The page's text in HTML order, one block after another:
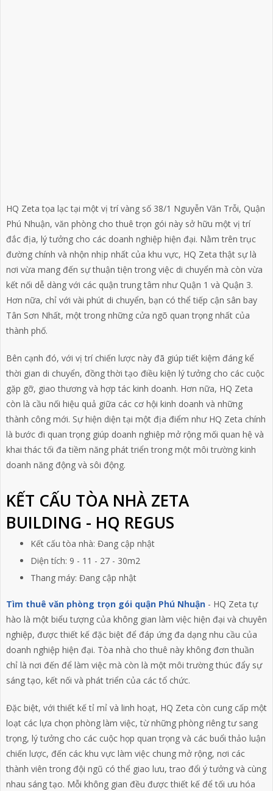
HQ Zeta tọa lạc tại một vị trí vàng số 38/1 Nguyễn Văn Trỗi, Quận
Phú Nhuận, văn phòng cho thuê trọn gói này sở hữu một vị trí
đắc địa, lý tưởng cho các doanh nghiệp hiện đại. Nằm trên trục
đường chính và nhộn nhịp nhất của khu vực, HQ Zeta thật sự là
nơi vừa mang đến sự thuận tiện trong việc di chuyển mà còn vừa
kết nối dễ dàng với các quận trung tâm như Quận 1 và Quận 3.
Hơn nữa, chỉ với vài phút di chuyển, bạn có thể tiếp cận sân bay
Tân Sơn Nhất, một trong những cửa ngõ quan trọng nhất của
thành phố.
Bên cạnh đó, với vị trí chiến lược này đã giúp tiết kiệm đáng kể
thời gian di chuyển, đồng thời tạo điều kiện lý tưởng cho các cuộc
gặp gỡ, giao thương và hợp tác kinh doanh. Hơn nữa, HQ Zeta
còn là cầu nối hiệu quả giữa các cơ hội kinh doanh và những
thành công mới. Sự hiện diện tại một địa điểm như HQ Zeta chính
là bước đi quan trọng giúp doanh nghiệp mở rộng mối quan hệ và
khai thác tối đa tiềm năng phát triển trong một môi trường kinh
doanh năng động và sôi động.
KẾT CẤU TÒA NHÀ ZETA
BUILDING - HQ REGUS
Kết cấu tòa nhà: Đang cập nhật
Diện tích: 9 - 11 - 27 - 30m2
Thang máy: Đang cập nhật
Tìm thuê văn phòng trọn gói quận Phú Nhuận- HQ Zeta tự
hào là một biểu tượng của không gian làm việc hiện đại và chuyên
nghiệp, được thiết kế đặc biệt để đáp ứng đa dạng nhu cầu của
doanh nghiệp hiện đại. Tòa nhà cho thuê này không đơn thuần
chỉ là nơi đến để làm việc mà còn là một môi trường thúc đẩy sự
sáng tạo, kết nối và phát triển của các tổ chức.
Đặc biệt, với thiết kế tỉ mỉ và linh hoạt, HQ Zeta còn cung cấp một
loạt các lựa chọn phòng làm việc, từ những phòng riêng tư sang
trọng, lý tưởng cho các cuộc họp quan trọng và các buổi thảo luận
chiến lược, đến các khu vực làm việc chung mở rộng, nơi các
thành viên trong đội ngũ có thể giao lưu, trao đổi ý tưởng và cùng
nhau sáng tạo. Mỗi không gian đều được thiết kế để tối ưu hóa